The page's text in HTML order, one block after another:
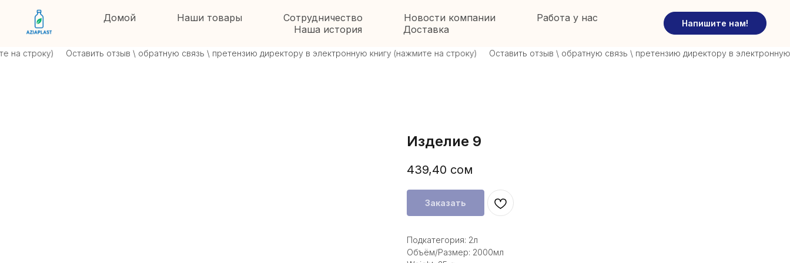
Домой Наши товары Сотрудничество Новости компании
Работа у нас
Наша история
Доставка
Напишите нам!
строку) Оставить отзыв \ обратную связь \ претензию директору в электронную книгу (нажмите на строку) Оставить отзыв \ обратную связь \ претензию директору в электронную
Изделие 9
439,40 сом
Заказать
Подкатегория: 2л
Объём/Размер: 2000мл